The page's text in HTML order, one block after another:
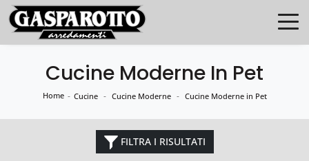
Cucine Moderne In Pet
Home - Cucine - Cucine Moderne - Cucine Moderne in Pet
FILTRA I RISULTATI